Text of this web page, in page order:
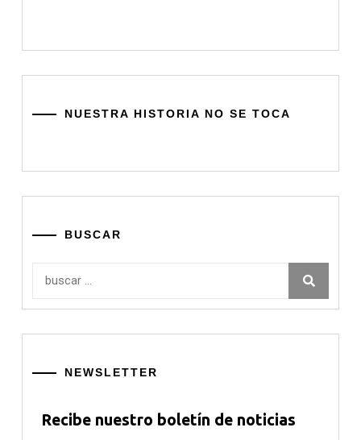
NUESTRA HISTORIA NO SE TOCA
BUSCAR
NEWSLETTER
Recibe nuestro boletín de noticias